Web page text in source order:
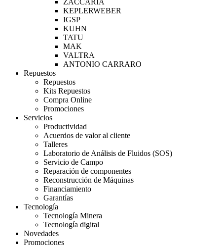
ZACCARIA
KEPLERWEBER
IGSP
KUHN
TATU
MAK
VALTRA
ANTONIO CARRARO
Repuestos
Repuestos
Kits Repuestos
Compra Online
Promociones
Servicios
Productividad
Acuerdos de valor al cliente
Talleres
Laboratorio de Análisis de Fluidos (SOS)
Servicio de Campo
Reparación de componentes
Reconstrucción de Máquinas
Financiamiento
Garantías
Tecnología
Tecnología Minera
Tecnología digital
Novedades
Promociones